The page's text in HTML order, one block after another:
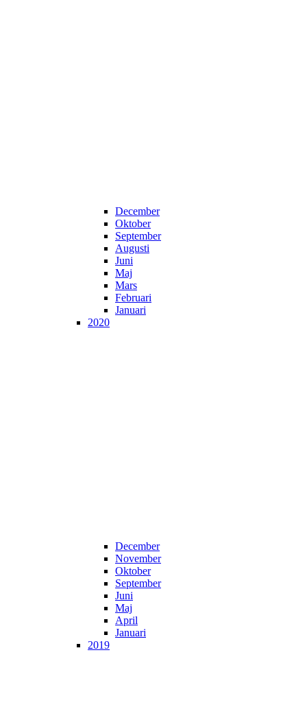
December
Oktober
September
Augusti
Juni
Maj
Mars
Februari
Januari
2020
December
November
Oktober
September
Juni
Maj
April
Januari
2019